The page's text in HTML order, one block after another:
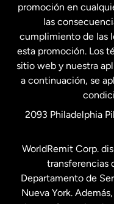
Malasia
Nueva
Países
Suecia
promoción en
las
cumplimiento de las
esta promoción. Los
sitio web y nuestra
a continuación, se
2093 Philadelphia
WorldRemit Corp.
transferencias
Departamento de
Nueva York.